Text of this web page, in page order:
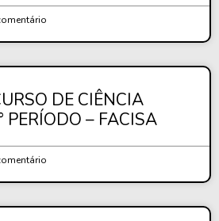
DE CIÊNCIA
PERÍODO – FACISA